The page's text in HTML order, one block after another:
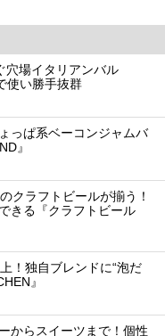
穴場イタリアンバル
使い勝手抜群
っぱ系ベーコンジャムバ
』
クラフトビールが揃う！
きる『クラフトビール
！独自ブレンドに“泡だ
』
からスイーツまで！個性